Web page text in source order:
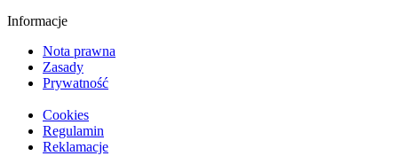
Informacje
Nota prawna
Zasady
Prywatność
Cookies
Regulamin
Reklamacje